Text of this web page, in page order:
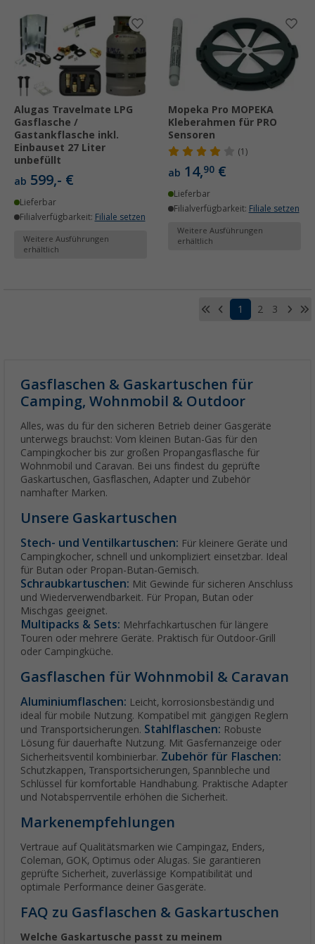
Alugas Travelmate LPG
Gasflasche /
Gastankflasche inkl.
Einbauset 27 Liter
unbefüllt
ab 599,- €
Lieferbar
Filialverfügbarkeit: Filiale setzen
Weitere Ausführungen
erhältlich
Mopeka Pro MOPEKA
Kleberahmen für PRO
Sensoren
(1)
ab 14,90 €
Lieferbar
Filialverfügbarkeit: Filiale setzen
Weitere Ausführungen
erhältlich
1 2 3
Gasflaschen & Gaskartuschen für
Camping, Wohnmobil & Outdoor
Alles, was du für den sicheren Betrieb deiner Gasgeräte
unterwegs brauchst: Vom kleinen Butan-Gas für den
Campingkocher bis zur großen Propangasflasche für
Wohnmobil und Caravan. Bei uns findest du geprüfte
Gaskartuschen, Gasflaschen, Adapter und Zubehör
namhafter Marken.
Unsere Gaskartuschen
Stech- und Ventilkartuschen: Für kleinere Geräte und
Campingkocher, schnell und unkompliziert einsetzbar. Ideal
für Butan oder Propan-Butan-Gemisch.
Schraubkartuschen: Mit Gewinde für sicheren Anschluss
und Wiederverwendbarkeit. Für Propan, Butan oder
Mischgas geeignet.
Multipacks & Sets: Mehrfachkartuschen für längere
Touren oder mehrere Geräte. Praktisch für Outdoor-Grill
oder Campingküche.
Gasflaschen für Wohnmobil & Caravan
Aluminiumflaschen: Leicht, korrosionsbeständig und
ideal für mobile Nutzung. Kompatibel mit gängigen Reglern
und Transportsicherungen. Stahlflaschen: Robuste
Lösung für dauerhafte Nutzung. Mit Gasfernanzeige oder
Sicherheitsventil kombinierbar. Zubehör für Flaschen:
Schutzkappen, Transportsicherungen, Spannbleche und
Schlüssel für komfortable Handhabung. Praktische Adapter
und Notabsperrventile erhöhen die Sicherheit.
Markenempfehlungen
Vertraue auf Qualitätsmarken wie Campingaz, Enders,
Coleman, GOK, Optimus oder Alugas. Sie garantieren
geprüfte Sicherheit, zuverlässige Kompatibilität und
optimale Performance deiner Gasgeräte.
FAQ zu Gasflaschen & Gaskartuschen
Welche Gaskartusche passt zu meinem